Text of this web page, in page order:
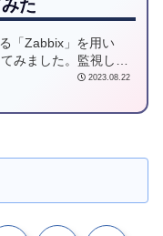
た
「Zabbix」を用い
みました。監視して
せていただきます。
2023.08.22